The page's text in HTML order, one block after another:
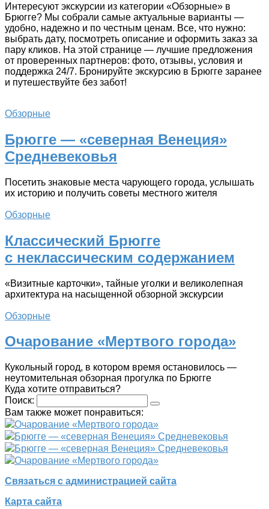
Интересуют экскурсии из категории «Обзорные» в
Брюгге? Мы собрали самые актуальные варианты —
удобно, надежно и по честным ценам. Все, что нужно:
выбрать дату, посмотреть описание и оформить заказ за
пару кликов. На этой странице — лучшие предложения
от проверенных партнеров: фото, отзывы, условия и
поддержка 24/7. Бронируйте экскурсию в Брюгге заранее
и путешествуйте без забот!
Обзорные
Брюгге — «северная Венеция»
Средневековья
Посетить знаковые места чарующего города, услышать
их историю и получить советы местного жителя
Обзорные
Классический Брюгге
с неклассическим содержанием
«Визитные карточки», тайные уголки и великолепная
архитектура на насыщенной обзорной экскурсии
Обзорные
Очарование «Мертвого города»
Кукольный город, в котором время остановилось —
неутомительная обзорная прогулка по Брюгге
Куда хотите отправиться?
Поиск:
Вам также может понравиться:
Очарование «Мертвого города»
Брюгге — «северная Венеция» Средневековья
Брюгге — «северная Венеция» Средневековья
Очарование «Мертвого города»
Связаться с администрацией сайта
Карта сайта